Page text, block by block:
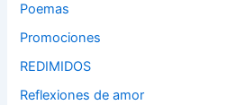
Poemas
Promociones
REDIMIDOS
Reflexiones de amor